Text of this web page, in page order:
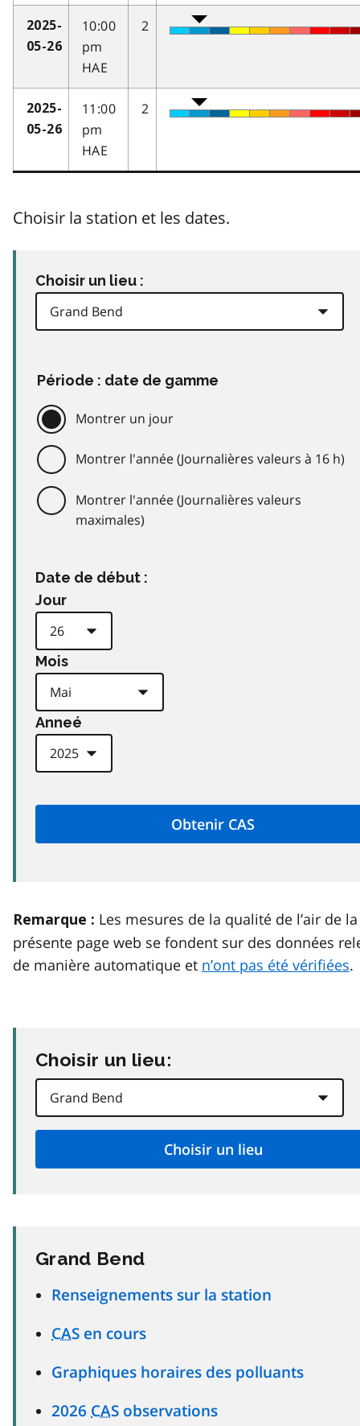
2025-
05-26
10:00
pm
HAE
2
2025-
05-26
11:00
pm
HAE
2
Choisir la station et les dates.
Choisir un lieu :
Période : date de gamme
Montrer un jour
Montrer l'année (Journalières valeurs à 16 h)
Montrer l'année (Journalières valeurs
maximales)
Date de début :
Jour
Mois
Anneé
Remarque : Les mesures de la qualité de l’air de la
présente page web se fondent sur des données
de manière automatique et n’ont pas été vérifiées.
Choisir un lieu:
Grand Bend
Renseignements sur la station
CAS en cours
Graphiques horaires des polluants
2026 CAS observations